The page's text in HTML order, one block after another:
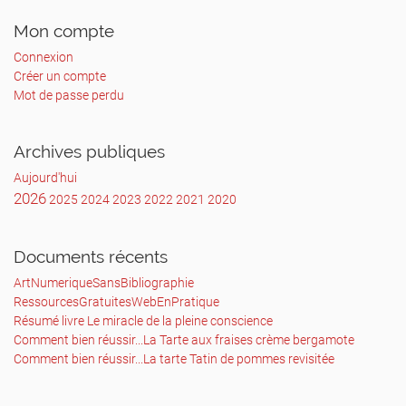
Soit comme le montre cette photo :
Après serrage, le travail est terminé !
allumés :
Mon compte
Connexion
Créer un compte
Mot de passe perdu
Archives publiques
Aujourd'hui
20262025 20242023 2022 2021 2020
Documents récents
ArtNumeriqueSansBibliographie
RessourcesGratuitesWebEnPratique
Résumé livre Le miracle de la pleine conscience
Comment bien réussir...La Tarte aux fraises crème bergamote
Comment bien réussir...La tarte Tatin de pommes revisitée